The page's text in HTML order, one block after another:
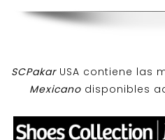
SCPakar USA contiene las
Mexicanodisponibles